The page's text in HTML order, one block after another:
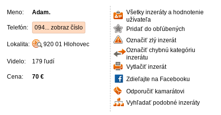
Meno: Adam.
Telefón: 094... zobraz číslo
Lokalita: 920 01 Hlohovec
Videlo: 179 ľudí
Cena: 70 €
Všetky inzeráty a hodnotenie
užívateľa
Pridať do obľúbených
Označiť zlý inzerát
Označiť chybnú kategóriu
inzerátu
Vytlačiť inzerát
Zdieľajte na Facebooku
Odporučiť kamarátovi
Vyhľadať podobné inzeráty